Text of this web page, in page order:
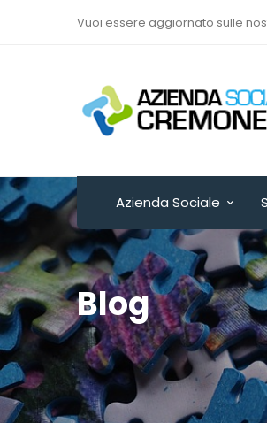
Vuoi essere aggiornato sulle
Via Sant’Antonio
Fuoco n. 9/A
Cremona - ITALY
Azienda Sociale
Blog